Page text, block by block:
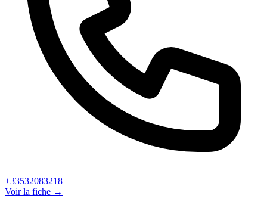
+33532083218
Voir la fiche →